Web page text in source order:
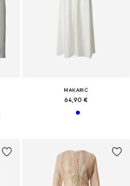
MAKARIĆ
64,90 €